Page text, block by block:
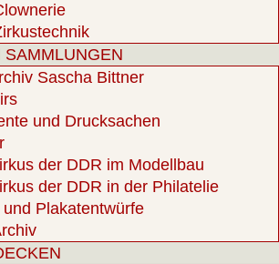
Sascha Bittner
und Drucksachen
der DDR im Modellbau
der DDR in der Philatelie
und Plakatentwürfe